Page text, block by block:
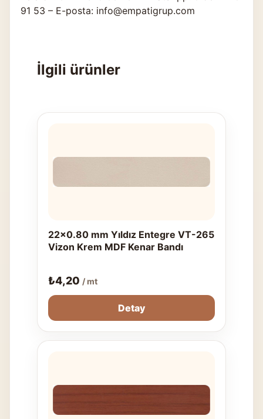
91 53 – E-posta: info@empatigrup.com
İlgili ürünler
22x0.80 mm Yıldız Entegre VT-265
Vizon Krem MDF Kenar Bandı
₺4,20 / mt
Detay